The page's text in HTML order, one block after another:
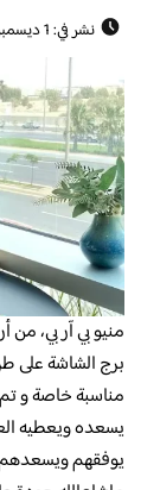
نشر في: 1 ديسمبر، 2022
منيو بي آر بي، من
برج الشاشة على
مناسبة خاصة و تم
يسعده ويعطيه
يوفقهم